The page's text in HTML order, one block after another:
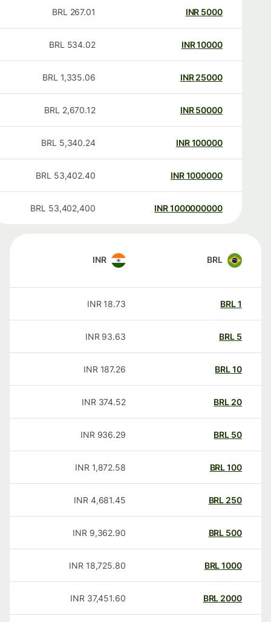
5000
INR
267.01
BRL
10000
INR
534.02
BRL
25000
INR
1,335.06
BRL
50000
INR
2,670.12
BRL
100000
INR
5,340.24
BRL
1000000
INR
53,402.40
BRL
1000000000
INR
53,402,400
BRL
BRL
INR
BRL
18.73
INR
BRL
93.63
INR
BRL
187.26
INR
20
BRL
374.52
INR
50
BRL
936.29
INR
100
BRL
1,872.58
INR
250
BRL
4,681.45
INR
500
BRL
9,362.90
INR
1000
BRL
18,725.80
INR
2000
BRL
37,451.60
INR